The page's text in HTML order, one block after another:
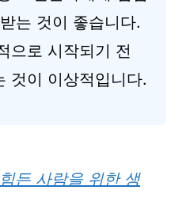
는 것이 좋습니다.
으로 시작되기 전
것이 이상적입니다.
든 사람을 위한 생